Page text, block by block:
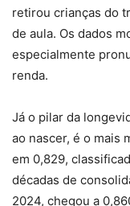
retirou crianças do
de aula. Os dados
especialmente
renda.
Já o pilar da
ao nascer, é o mais
em 0,829,
décadas de
2024, chegou a